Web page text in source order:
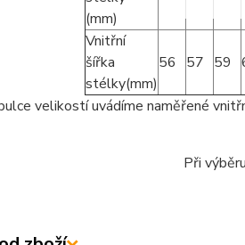
(mm)
Vnitřní
šířka
stélky(mm)
56 57 59
velikostí uvádíme naměřené
Při